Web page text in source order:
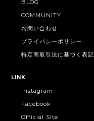
BLOG
COMMUNITY
お問い合わせ
プライバシーポリシー
特定商取引法に基づく表記
LINK
Instagram
Facebook
Official Site